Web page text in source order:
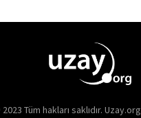
Tüm hakları saklıdır. Uzay.org